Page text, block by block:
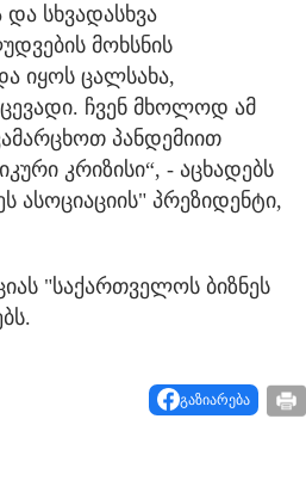
და სხვადასხვა
მოხსნის
იყოს ცალსახა,
ჩვენ მხოლოდ ამ
პანდემიით
კრიზისი“, - აცხადებს
ასოციაციის" პრეზიდენტი,
"საქართველოს ბიზნეს
გაზიარება